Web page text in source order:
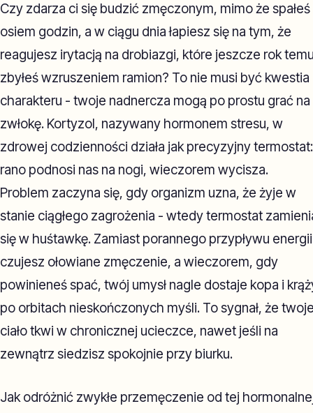
Czy zdarza ci się budzić zmęczonym, mimo że spałeś
osiem godzin, a w ciągu dnia łapiesz się na tym, że
reagujesz irytacją na drobiazgi, które jeszcze rok
zbyłeś wzruszeniem ramion? To nie musi być kwestia
charakteru - twoje nadnercza mogą po prostu grać na
zwłokę. Kortyzol, nazywany hormonem stresu, w
zdrowej codzienności działa jak precyzyjny termostat:
rano podnosi nas na nogi, wieczorem wycisza.
Problem zaczyna się, gdy organizm uzna, że żyje w
stanie ciągłego zagrożenia - wtedy termostat
się w huśtawkę. Zamiast porannego przypływu energii
czujesz ołowiane zmęczenie, a wieczorem, gdy
powinieneś spać, twój umysł nagle dostaje kopa i
po orbitach nieskończonych myśli. To sygnał, że
ciało tkwi w chronicznej ucieczce, nawet jeśli na
zewnątrz siedzisz spokojnie przy biurku.
Jak odróżnić zwykłe przemęczenie od tej